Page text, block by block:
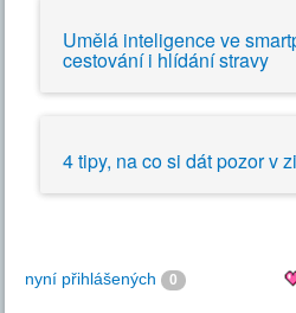
Umělá inteligence ve
cestování i hlídání stravy
4 tipy, na co si dát pozor v
nyní přihlášených 0